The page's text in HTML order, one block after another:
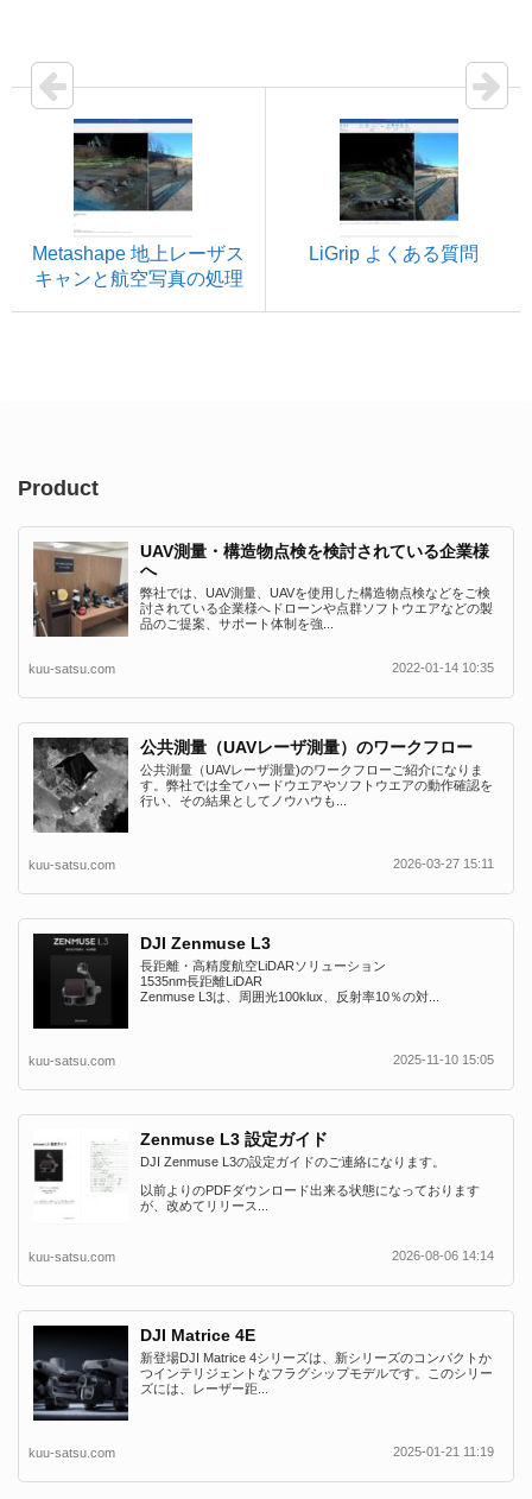
Metashape 地上レーザス
キャンと航空写真の処理
LiGrip よくある質問
Product
UAV測量・構造物点検を検討されている企業様
へ
弊社では、UAV測量、UAVを使用した構造物点検などをご検
討されている企業様へドローンや点群ソフトウエアなどの製
品のご提案、サポート体制を強...
kuu-satsu.com 2022-01-14 10:35
公共測量（UAVレーザ測量）のワークフロー
公共測量（UAVレーザ測量)のワークフローご紹介になりま
す。弊社では全てハードウエアやソフトウエアの動作確認を
行い、その結果としてノウハウも...
kuu-satsu.com 2026-03-27 15:11
DJI Zenmuse L3
長距離・高精度航空LiDARソリューション
1535nm長距離LiDAR
Zenmuse L3は、周囲光100klux、反射率10％の対...
kuu-satsu.com 2025-11-10 15:05
Zenmuse L3 設定ガイド
DJI Zenmuse L3の設定ガイドのご連絡になります。
以前よりのPDFダウンロード出来る状態になっております
が、改めてリリース...
kuu-satsu.com 2026-08-06 14:14
DJI Matrice 4E
新登場DJI Matrice 4シリーズは、新シリーズのコンパクトか
つインテリジェントなフラグシップモデルです。このシリー
ズには、レーザー距...
kuu-satsu.com 2025-01-21 11:19